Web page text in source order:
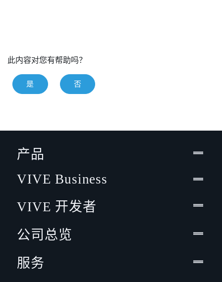
此内容对您有帮助吗？
是 否
产品
VIVE Business
VIVE 开发者
公司总览
服务